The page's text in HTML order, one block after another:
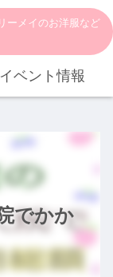
ーメイのお洋服など
ベント情報
でかか